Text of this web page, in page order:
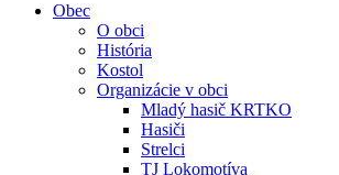
Obec
O obci
História
Kostol
Organizácie v obci
Mladý hasič KRTKO
Hasiči
Strelci
TJ Lokomotíva